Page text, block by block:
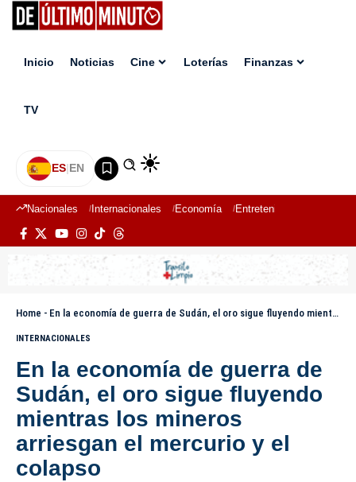
Inicio Noticias Cine Loterías Finanzas
TV
ES|EN
Nacionales Internacionales Economía Entretenimiento
Home - En la economía de guerra de Sudán, el oro sigue fluyendo mientras los mineros arriesgan el mercurio y el colapso
INTERNACIONALES
En la economía de guerra de
Sudán, el oro sigue fluyendo
mientras los mineros
arriesgan el mercurio y el
colapso